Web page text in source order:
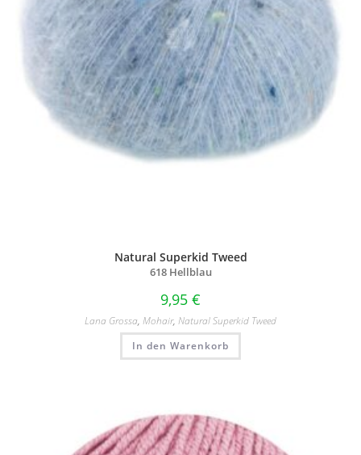
Natural Superkid Tweed
618 Hellblau
9,95 €
Lana Grossa, Mohair, Natural Superkid Tweed
In den Warenkorb